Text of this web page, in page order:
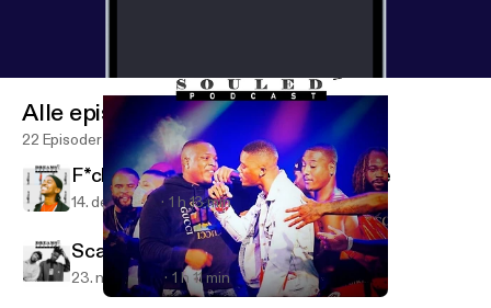
Alle episoder
22 Episoder
F*ck Everybody w/ $mashThaHomie
14. des. 2019 1 h 13 min
Scamming W/ Scam Likely
23. nov. 2019 1 h 11 min